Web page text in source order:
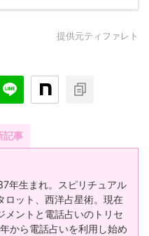
提供元ティファレト
記事
年生まれ。スピリチュアル
ロット、西洋占星術。現在
メントと電話占いのトリセ
から電話占いを利用し始め